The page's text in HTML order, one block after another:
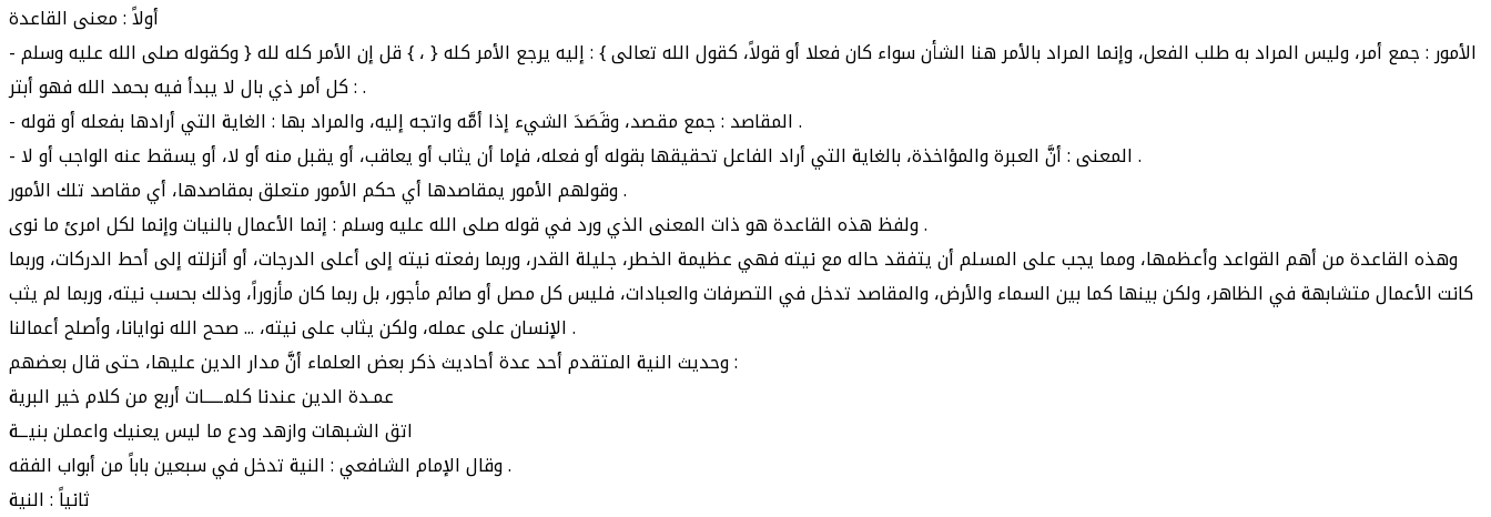
ﺃﻭﻻً : ﻣﻌﻨﻰ ﺍﻟﻘﺎﻋﺪﺓ
- ﺍﻷﻣﻮﺭ : ﺟﻤﻊ ﺃﻣﺮ، ﻭﻟﻴﺲ ﺍﻟﻤﺮﺍﺩ ﺑﻪ ﻃﻠﺐ ﺍﻟﻔﻌﻞ، ﻭﺇﻧﻤﺎ ﺍﻟﻤﺮﺍﺩ ﺑﺎﻷﻣﺮ ﻫﻨﺎ ﺍﻟﺸﺄﻥ ﺳﻮﺍﺀ ﻛﺎﻥ ﻓﻌﻼ ﺃﻭ ﻗﻮﻻً، ﻛﻘﻮﻝ ﺍﻟﻠﻪ ﺗﻌﺎﻟﻰ } : ﺇﻟﻴﻪ ﻳﺮﺟﻊ ﺍﻷﻣﺮ ﻛﻠﻪ { ، } ﻗﻞ ﺇﻥ ﺍﻷﻣﺮ ﻛﻠﻪ ﻟﻠﻪ { ﻭﻛﻘﻮﻟﻪ ﺻﻠﻰ ﺍﻟﻠﻪ ﻋﻠﻴﻪ ﻭﺳﻠﻢ
: ﻛﻞ ﺃﻣﺮ ﺫﻱ ﺑﺎﻝ ﻻ ﻳﺒﺪﺃ ﻓﻴﻪ ﺑﺤﻤﺪ ﺍﻟﻠﻪ ﻓﻬﻮ ﺃﺑﺘﺮ .
- ﺍﻟﻤﻘﺎﺻﺪ : ﺟﻤﻊ ﻣﻘﺼﺪ، ﻭﻗَﺼَﺪَ ﺍﻟﺸﻲﺀ ﺇﺫﺍ ﺃﻣَّﻪ ﻭﺍﺗﺠﻪ ﺇﻟﻴﻪ، ﻭﺍﻟﻤﺮﺍﺩ ﺑﻬﺎ : ﺍﻟﻐﺎﻳﺔ ﺍﻟﺘﻲ ﺃﺭﺍﺩﻫﺎ ﺑﻔﻌﻠﻪ ﺃﻭ ﻗﻮﻟﻪ .
- ﺍﻟﻤﻌﻨﻰ : ﺃﻥَّ ﺍﻟﻌﺒﺮﺓ ﻭﺍﻟﻤﺆﺍﺧﺬﺓ، ﺑﺎﻟﻐﺎﻳﺔ ﺍﻟﺘﻲ ﺃﺭﺍﺩ ﺍﻟﻔﺎﻋﻞ ﺗﺤﻘﻴﻘﻬﺎ ﺑﻘﻮﻟﻪ ﺃﻭ ﻓﻌﻠﻪ، ﻓﺈﻣﺎ ﺃﻥ ﻳﺜﺎﺏ ﺃﻭ ﻳﻌﺎﻗﺐ، ﺃﻭ ﻳﻘﺒﻞ ﻣﻨﻪ ﺃﻭ ﻻ، ﺃﻭ ﻳﺴﻘﻂ ﻋﻨﻪ ﺍﻟﻮﺍﺟﺐ ﺃﻭ ﻻ .
ﻭﻗﻮﻟﻬﻢ ﺍﻷﻣﻮﺭ ﻳﻤﻘﺎﺻﺪﻫﺎ ﺃﻱ ﺣﻜﻢ ﺍﻷﻣﻮﺭ ﻣﺘﻌﻠﻖ ﺑﻤﻘﺎﺻﺪﻫﺎ، ﺃﻱ ﻣﻘﺎﺻﺪ ﺗﻠﻚ ﺍﻷﻣﻮﺭ .
ﻭﻟﻔﻆ ﻫﺬﻩ ﺍﻟﻘﺎﻋﺪﺓ ﻫﻮ ﺫﺍﺕ ﺍﻟﻤﻌﻨﻰ ﺍﻟﺬﻱ ﻭﺭﺩ ﻓﻲ ﻗﻮﻟﻪ ﺻﻠﻰ ﺍﻟﻠﻪ ﻋﻠﻴﻪ ﻭﺳﻠﻢ : ﺇﻧﻤﺎ ﺍﻷﻋﻤﺎﻝ ﺑﺎﻟﻨﻴﺎﺕ ﻭﺇﻧﻤﺎ ﻟﻜﻞ ﺍﻣﺮﺉ ﻣﺎ ﻧﻮﻯ .
ﻭﻫﺬﻩ ﺍﻟﻘﺎﻋﺪﺓ ﻣﻦ ﺃﻫﻢ ﺍﻟﻘﻮﺍﻋﺪ ﻭﺃﻋﻈﻤﻬﺎ، ﻭﻣﻤﺎ ﻳﺠﺐ ﻋﻠﻰ ﺍﻟﻤﺴﻠﻢ ﺃﻥ ﻳﺘﻔﻘﺪ ﺣﺎﻟﻪ ﻣﻊ ﻧﻴﺘﻪ ﻓﻬﻲ ﻋﻈﻴﻤﺔ ﺍﻟﺨﻄﺮ، ﺟﻠﻴﻠﺔ ﺍﻟﻘﺪﺭ، ﻭﺭﺑﻤﺎ ﺭﻓﻌﺘﻪ ﻧﻴﺘﻪ ﺇﻟﻰ ﺃﻋﻠﻰ ﺍﻟﺪﺭﺟﺎﺕ، ﺃﻭ ﺃﻧﺰﻟﺘﻪ ﺇﻟﻰ ﺃﺣﻂ ﺍﻟﺪﺭﻛﺎﺕ، ﻭﺭﺑﻤﺎ
ﻛﺎﻧﺖ ﺍﻷﻋﻤﺎﻝ ﻣﺘﺸﺎﺑﻬﺔ ﻓﻲ ﺍﻟﻈﺎﻫﺮ، ﻭﻟﻜﻦ ﺑﻴﻨﻬﺎ ﻛﻤﺎ ﺑﻴﻦ ﺍﻟﺴﻤﺎﺀ ﻭﺍﻷﺭﺽ، ﻭﺍﻟﻤﻘﺎﺻﺪ ﺗﺪﺧﻞ ﻓﻲ ﺍﻟﺘﺼﺮﻓﺎﺕ ﻭﺍﻟﻌﺒﺎﺩﺍﺕ، ﻓﻠﻴﺲ ﻛﻞ ﻣﺼﻞ ﺃﻭ ﺻﺎﺋﻢ ﻣﺄﺟﻮﺭ، ﺑﻞ ﺭﺑﻤﺎ ﻛﺎﻥ ﻣﺄﺯﻭﺭﺍً، ﻭﺫﻟﻚ ﺑﺤﺴﺐ ﻧﻴﺘﻪ، ﻭﺭﺑﻤﺎ ﻟﻢ ﻳﺜﺐ
ﺍﻹﻧﺴﺎﻥ ﻋﻠﻰ ﻋﻤﻠﻪ، ﻭﻟﻜﻦ ﻳﺜﺎﺏ ﻋﻠﻰ ﻧﻴﺘﻪ، ... ﺻﺤﺢ ﺍﻟﻠﻪ ﻧﻮﺍﻳﺎﻧﺎ، ﻭﺃﺻﻠﺢ ﺃﻋﻤﺎﻟﻨﺎ .
ﻭﺣﺪﻳﺚ ﺍﻟﻨﻴﺔ ﺍﻟﻤﺘﻘﺪﻡ ﺃﺣﺪ ﻋﺪﺓ ﺃﺣﺎﺩﻳﺚ ﺫﻛﺮ ﺑﻌﺾ ﺍﻟﻌﻠﻤﺎﺀ ﺃﻥَّ ﻣﺪﺍﺭ ﺍﻟﺪﻳﻦ ﻋﻠﻴﻬﺎ، ﺣﺘﻰ ﻗﺎﻝ ﺑﻌﻀﻬﻢ :
ﻋﻤـﺪﺓ ﺍﻟﺪﻳﻦ ﻋﻨﺪﻧﺎ ﻛﻠﻤـــــﺎﺕ ﺃﺭﺑﻊ ﻣﻦ ﻛﻼﻡ ﺧﻴﺮ ﺍﻟﺒﺮﻳﺔ
ﺍﺗﻖ ﺍﻟﺸﺒﻬﺎﺕ ﻭﺍﺯﻫﺪ ﻭﺩﻉ ﻣﺎ ﻟﻴﺲ ﻳﻌﻨﻴﻚ ﻭﺍﻋﻤﻠﻦ ﺑﻨﻴــﺔ
ﻭﻗﺎﻝ ﺍﻹﻣﺎﻡ ﺍﻟﺸﺎﻓﻌﻲ : ﺍﻟﻨﻴﺔ ﺗﺪﺧﻞ ﻓﻲ ﺳﺒﻌﻴﻦ ﺑﺎﺑﺎً ﻣﻦ ﺃﺑﻮﺍﺏ ﺍﻟﻔﻘﻪ .
ﺛﺎﻧﻴﺎً : ﺍﻟﻨﻴﺔ